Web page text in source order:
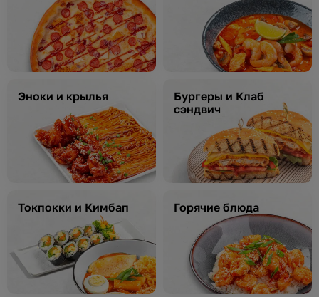
Эноки и крылья
Бургеры и Клаб
сэндвич
Токпокки и Кимбап Горячие блюда